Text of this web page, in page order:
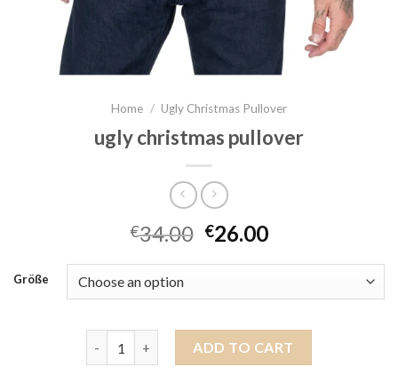
Home / Ugly Christmas Pullover
ugly christmas pullover
€34.00 €26.00
Größe
ADD TO CART